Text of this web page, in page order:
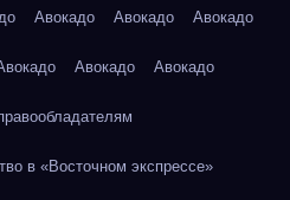
Авокадо Авокадо Авокадо
Авокадо Авокадо
в «Восточном экспрессе»